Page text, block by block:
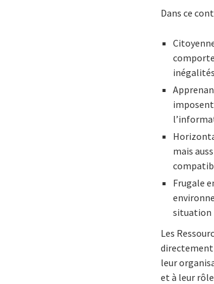
Dans ce
mais
Frugale
situation
Les
directement
leur
et à leur